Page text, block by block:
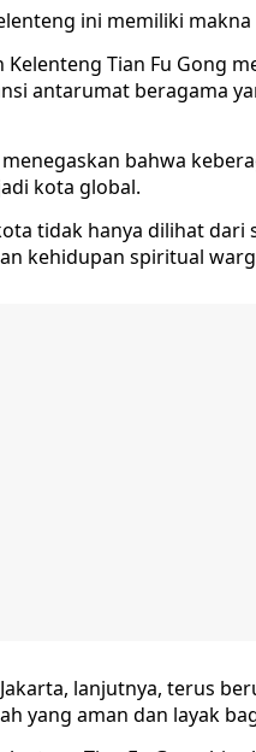
ini memiliki
Tian Fu Gong
antarumat beragama
bahwa
kota global.
tidak hanya dilihat
kehidupan spiritual
lanjutnya, terus
yang aman dan layak